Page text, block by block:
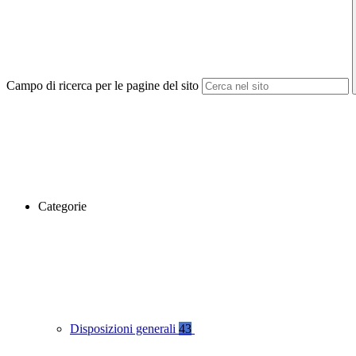
Campo di ricerca per le pagine del sito
Categorie
Disposizioni generali 43